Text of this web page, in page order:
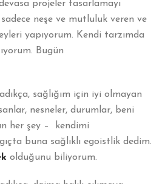
projeler tasarlamayı
neşe ve mutluluk veren ve
yapıyorum. Kendi tarzımda
Bugün
sağlığım için iyi olmayan
nesneler, durumlar, beni
her şey – kendimi
buna sağlıklı egoistlik dedim.
olduğunu biliyorum.